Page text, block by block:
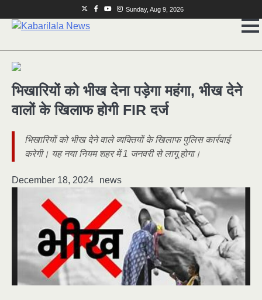
to
TwitterFacebookYoutubeInstagram
Sunday, Aug 9, 2026
भिखारियों को भीख देना पड़ेगा महंगा, भीख देने
वालों के खिलाफ होगी FIR दर्ज
भिखारियों को भीख देने वाले व्यक्तियों के खिलाफ पुलिस कार्रवाई
करेगी। यह नया नियम शहर में 1 जनवरी से लागू होगा।
December 18, 2024 news